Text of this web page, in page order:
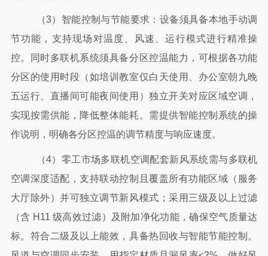
（3）智能控制与节能要求：设备须具备本地手动调
节功能，支持现场对温度、风速、运行模式进行精准操
控。同时多联机系统须具备分区控温能力，可根据各功能
分区的使用时段（如培训教室仅白天使用、办公室朝九晚
五运行、直播间可能夜间使用）独立开关对应区域空调，
实现按需供能，降低整体能耗。需提供智能控制系统的操
作说明，明确各分区控温的调节精度与响应速度。
（4）零工市场多联机空调配套新风系统需与多联机
空调深度适配，支持联动控制且覆盖所有功能区域（服务
大厅除外）并可独立调节新风模式；采用三级及以上过滤
（含 H11 级高效过滤）及附加净化功能，确保空气质量达
标。符合二级及以上能效，具备热回收与智能节能控制。